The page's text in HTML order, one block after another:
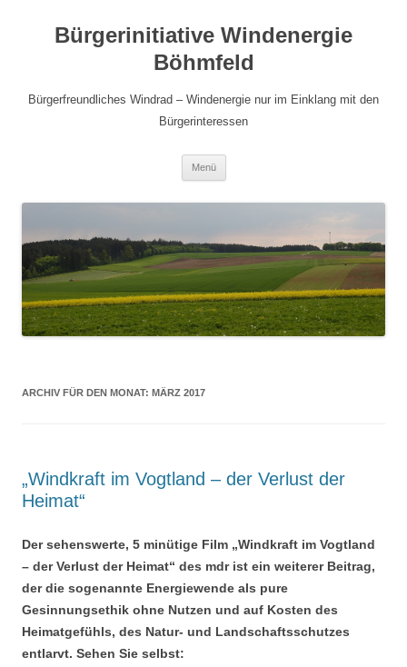
Bürgerinitiative Windenergie
Böhmfeld
Bürgerfreundliches Windrad – Windenergie nur im Einklang mit den
Bürgerinteressen
Menü
ARCHIV FÜR DEN MONAT: MÄRZ 2017
„Windkraft im Vogtland – der Verlust der
Heimat“
Der sehenswerte, 5 minütige Film „Windkraft im Vogtland
– der Verlust der Heimat“ des mdr ist ein weiterer Beitrag,
der die sogenannte Energiewende als pure
Gesinnungsethik ohne Nutzen und auf Kosten des
Heimatgefühls, des Natur- und Landschaftsschutzes
entlarvt. Sehen Sie selbst: